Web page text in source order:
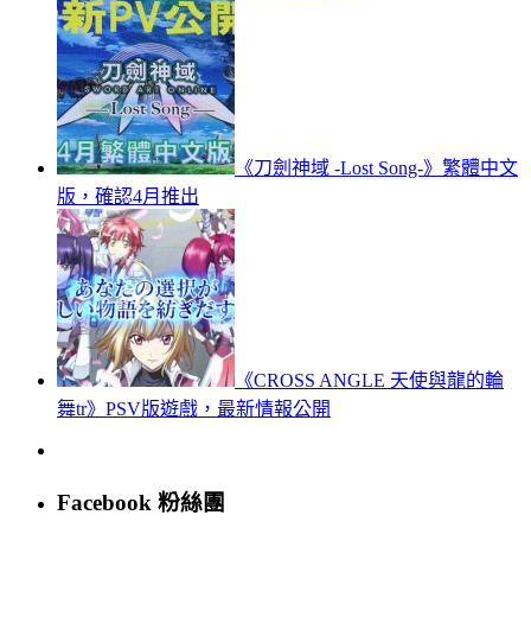
《刀劍神域‬ -Lost Song-》繁體中文
版，確認4月推出
《CROSS ANGLE 天使與龍的輪
舞tr》PSV版遊戲，最新情報公開
Facebook 粉絲團